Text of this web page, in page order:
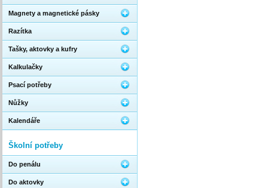
Magnety a magnetické pásky
Razítka
Tašky, aktovky a kufry
Kalkulačky
Psací potřeby
Nůžky
Kalendáře
Školní potřeby
Do penálu
Do aktovky